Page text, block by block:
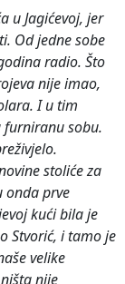
u Jagićevoj, jer
Od jedne sobe
radio. Što
nije imao,
I u tim
sobu.
stoliće za
onda prve
kući bila je
Stvorić, i tamo je
velike
nije